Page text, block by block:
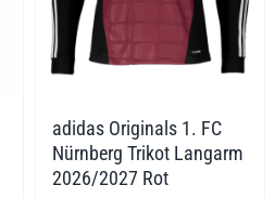
adidas Originals 1. FC
Nürnberg Trikot Langarm
2026/2027 Rot